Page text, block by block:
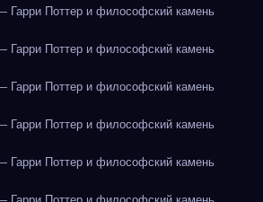
Гарри Поттер и философский камень
Гарри Поттер и философский камень
Гарри Поттер и философский камень
Гарри Поттер и философский камень
Гарри Поттер и философский камень